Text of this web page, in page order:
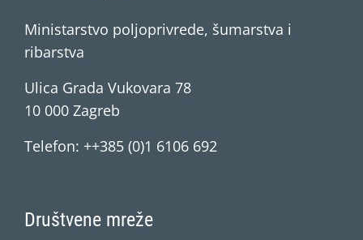
Ministarstvo poljoprivrede, šumarstva i
ribarstva
Ulica Grada Vukovara 78
10 000 Zagreb
Telefon: ++385 (0)1 6106 692
Društvene mreže